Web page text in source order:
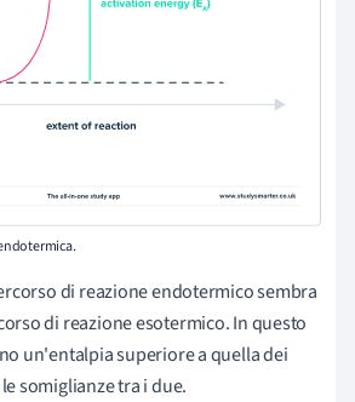
di reazione endotermico sembra
di reazione esotermico. In questo
un'entalpia superiore a quella dei
somiglianze tra i due.